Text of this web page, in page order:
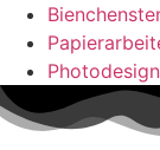
Photodesign